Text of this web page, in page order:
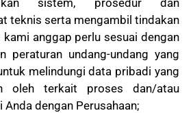
teknis serta mengambil tindakan
kami anggap perlu sesuai dengan
peraturan undang-undang yang
melindungi data pribadi yang
oleh terkait proses dan/atau
Anda dengan Perusahaan;